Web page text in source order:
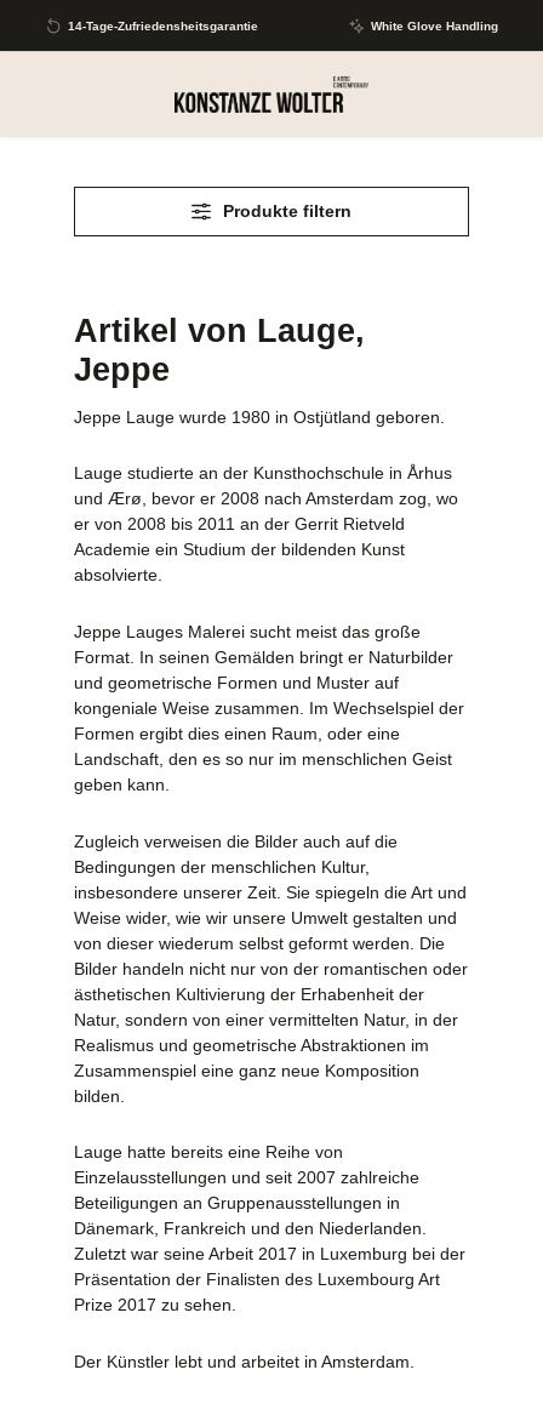
Zum Hauptinhalt springen
14-Tage-Zufriedensheitsgarantie White Glove Handling
Produkte filtern
Artikel von Lauge,
Jeppe
Jeppe Lauge wurde 1980 in Ostjütland geboren.
Lauge studierte an der Kunsthochschule in Århus
und Ærø, bevor er 2008 nach Amsterdam zog, wo
er von 2008 bis 2011 an der Gerrit Rietveld
Academie ein Studium der bildenden Kunst
absolvierte.
Jeppe Lauges Malerei sucht meist das große
Format. In seinen Gemälden bringt er Naturbilder
und geometrische Formen und Muster auf
kongeniale Weise zusammen. Im Wechselspiel der
Formen ergibt dies einen Raum, oder eine
Landschaft, den es so nur im menschlichen Geist
geben kann.
Zugleich verweisen die Bilder auch auf die
Bedingungen der menschlichen Kultur,
insbesondere unserer Zeit. Sie spiegeln die Art und
Weise wider, wie wir unsere Umwelt gestalten und
von dieser wiederum selbst geformt werden. Die
Bilder handeln nicht nur von der romantischen oder
ästhetischen Kultivierung der Erhabenheit der
Natur, sondern von einer vermittelten Natur, in der
Realismus und geometrische Abstraktionen im
Zusammenspiel eine ganz neue Komposition
bilden.
Lauge hatte bereits eine Reihe von
Einzelausstellungen und seit 2007 zahlreiche
Beteiligungen an Gruppenausstellungen in
Dänemark, Frankreich und den Niederlanden.
Zuletzt war seine Arbeit 2017 in Luxemburg bei der
Präsentation der Finalisten des Luxembourg Art
Prize 2017 zu sehen.
Der Künstler lebt und arbeitet in Amsterdam.